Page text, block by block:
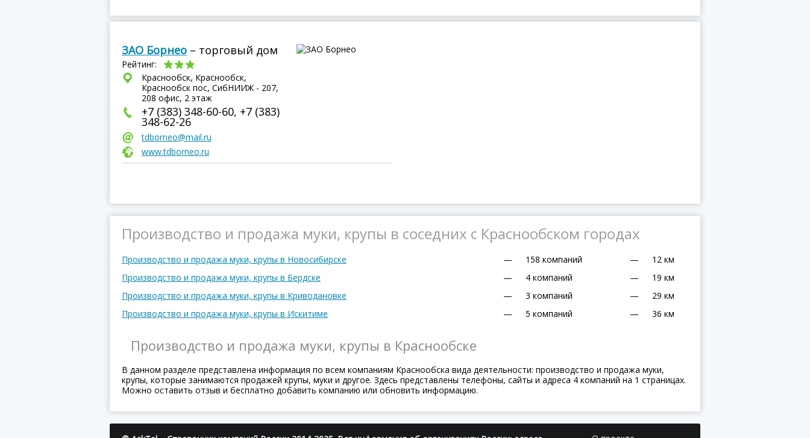
ЗАО Борнео – торговый дом
Рейтинг:
Краснообск, Краснообск,
Краснообск пос, СибНИИЖ - 207,
208 офис, 2 этаж
+7 (383) 348-60-60, +7 (383)
348-62-26
tdborneo@mail.ru
www.tdborneo.ru
Производство и продажа муки, крупы в соседних с Краснообском городах
Производство и продажа муки, крупы в Новосибирске — 158 компаний —
12 км
Производство и продажа муки, крупы в Бердске
— 4 компаний —
19 км
Производство и продажа муки, крупы в Криводановке
— 3 компаний —
29 км
Производство и продажа муки, крупы в Искитиме
— 5 компаний — 36 км
Производство и продажа муки, крупы в Краснообске
В данном разделе представлена информация по всем компаниям Краснообска вида деятельности: производство и продажа муки,
крупы, которые занимаются продажей крупы, муки и другое. Здесь представлены телефоны, сайты и адреса 4 компаний на 1 страницах.
Можно оставить отзыв и бесплатно добавить компанию или обновить информацию.